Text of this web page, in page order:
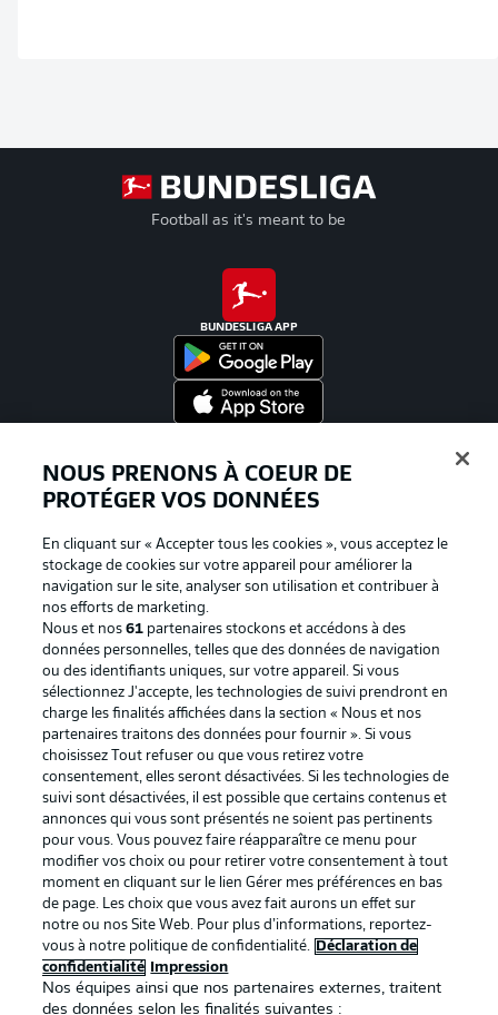
Football as it's meant to be
BUNDESLIGA APP
La publicité Conditions d’utilisation des
Mentions Légales Gérer mes préférences
Déclaration de
confidentialité
Diffuseurs
Travaux Contact
Impression Joueurs
NOUS PRENONS À COEUR DE
PROTÉGER VOS DONNÉES
En cliquant sur « Accepter tous les cookies », vous acceptez le
stockage de cookies sur votre appareil pour améliorer la
navigation sur le site, analyser son utilisation et contribuer à
nos efforts de marketing.
Nous et nos61 partenaires stockons et accédons à des
données personnelles, telles que des données de navigation
ou des identifiants uniques, sur votre appareil. Si vous
sélectionnez J'accepte, les technologies de suivi prendront en
charge les finalités affichées dans la section « Nous et nos
partenaires traitons des données pour fournir ». Si vous
choisissez Tout refuser ou que vous retirez votre
consentement, elles seront désactivées. Si les technologies de
suivi sont désactivées, il est possible que certains contenus et
annonces qui vous sont présentés ne soient pas pertinents
pour vous. Vous pouvez faire réapparaître ce menu pour
modifier vos choix ou pour retirer votre consentement à tout
moment en cliquant sur le lien Gérer mes préférences en bas
de page. Les choix que vous avez fait aurons un effet sur
notre ou nos Site Web. Pour plus d’informations, reportez-
vous à notre politique de confidentialité.
Déclaration de
confidentialité
Impression
Nos équipes ainsi que nos partenaires externes, traitent
des données selon les finalités suivantes :